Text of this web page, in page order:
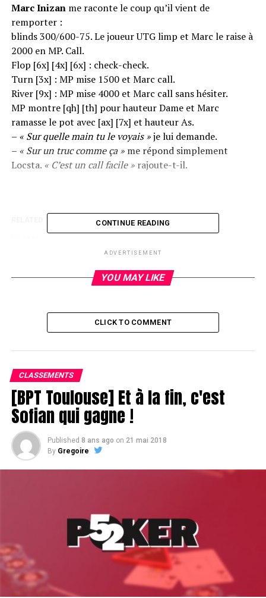
Marc Inizanme raconte le coup qu’il vient de
remporter :
blinds 300/600-75. Le joueur UTG limp et Marc le raise à
2000 en MP. Call.
Flop [6x] [4x] [6x] : check-check.
Turn [3x] : MP mise 1500 et Marc call.
River [9x] : MP mise 4000 et Marc call sans hésiter.
MP montre [qh] [th] pour hauteur Dame et Marc
ramasse le pot avec [ax] [7x] et hauteur As.
– « Sur quelle main tu le voyais »je lui demande.
– « Sur un truc comme ça »me répond simplement
Locsta. « C’est un call facile »rajoute-t-il.
Même après le dinner-break, Guillaume Darcourt a
CONTINUE READING
ADVERTISEMENT
YOU MAY LIKE
CLICK TO COMMENT
CLASSEMENTS
[BPT Toulouse] Et à la fin, c'est
Sofian qui gagne !
Published 8 ans ago on 21 mai 2018
By Gregoire